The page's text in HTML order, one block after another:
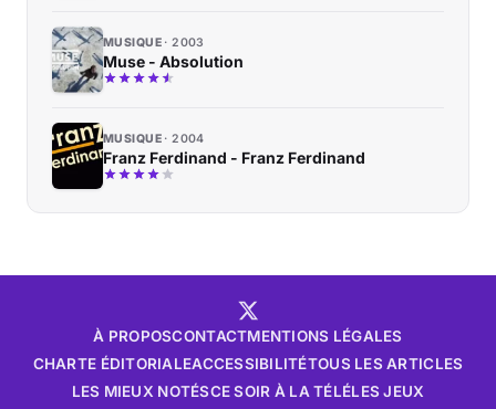
MUSIQUE 2003
Muse - Absolution
MUSIQUE 2004
Franz Ferdinand - Franz Ferdinand
À PROPOSCONTACTMENTIONS LÉGALES
CHARTE ÉDITORIALEACCESSIBILITÉTOUS LES ARTICLES
LES MIEUX NOTÉSCE SOIR À LA TÉLÉLES JEUX